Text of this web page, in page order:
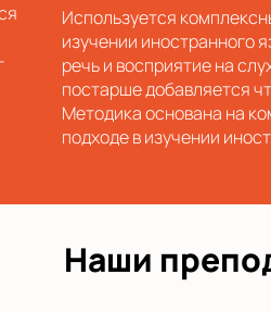
Используется
изучении иностранного
речь и восприятие на
постарше добавляется
Методика основана на
подходе в изучении
Наши